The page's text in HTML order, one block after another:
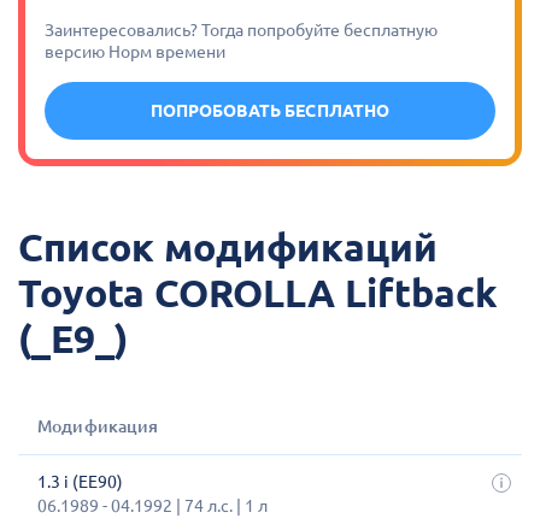
Заинтересовались? Тогда попробуйте бесплатную
версию Норм времени
ПОПРОБОВАТЬ БЕСПЛАТНО
Список модификаций
Toyota COROLLA Liftback
(_E9_)
Модификация
1.3 i (EE90)
06.1989 - 04.1992 | 74 л.с. | 1 л